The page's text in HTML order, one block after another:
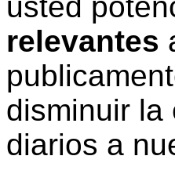
relevantes
disminuir la
diarios a